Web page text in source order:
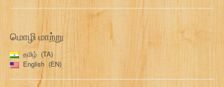
மொழி மாற்று
தமிழ்
TA
English
EN